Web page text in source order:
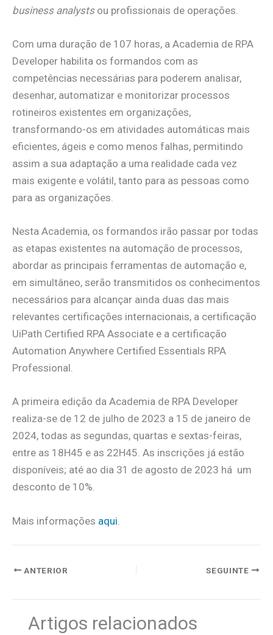
business analystsou profissionais de operações.
Com uma duração de 107 horas, a Academia de RPA
Developer habilita os formandos com as
competências necessárias para poderem analisar,
desenhar, automatizar e monitorizar processos
rotineiros existentes em organizações,
transformando-os em atividades automáticas mais
eficientes, ágeis e como menos falhas, permitindo
assim a sua adaptação a uma realidade cada vez
mais exigente e volátil, tanto para as pessoas como
para as organizações.
Nesta Academia, os formandos irão passar por todas
as etapas existentes na automação de processos,
abordar as principais ferramentas de automação e,
em simultâneo, serão transmitidos os conhecimentos
necessários para alcançar ainda duas das mais
relevantes certificações internacionais, a certificação
UiPath Certified RPA Associate e a certificação
Automation Anywhere Certified Essentials RPA
Professional.
A primeira edição da Academia de RPA Developer
realiza-se de 12 de julho de 2023 a 15 de janeiro de
2024, todas as segundas, quartas e sextas-feiras,
entre as 18H45 e as 22H45. As inscrições já estão
disponíveis; até ao dia 31 de agosto de 2023 há um
desconto de 10%.
Mais informações aqui
ANTERIOR SEGUINTE
Artigos relacionados